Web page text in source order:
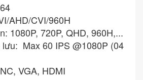
AHD/CVI/960H
1080P, 720P, QHD, 960H,...
Max 60 IPS @1080P (04
VGA, HDMI